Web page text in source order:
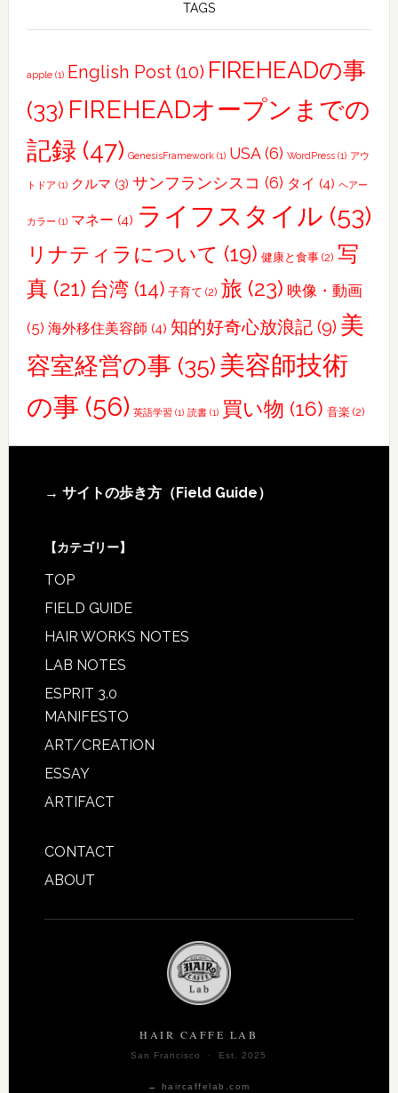
ー
ー
を
創
み
た
TAGS
apple(1) English Post(10) FIREHEADの事
(33) FIREHEADオープンまでの
記録 (47) GenesisFramework(1) USA(6) WordPress(1) アウ
トドア (1) クルマ (3) サンフランシスコ (6) タイ (4) ヘアー
カラー (1) マネー (4) ライフスタイル (53)
リナティラについて (19) 健康と食事(2) 写
真 (21) 台湾(14) 子育て (2) 旅 (23) 映像・動画
(5) 海外移住美容師 (4) 知的好奇心放浪記(9) 美
容室経営の事 (35)美容師技術
の事 (56) 英語学習 (1) 読書(1) 買い物 (16) 音楽(2)
Footer
→ サイトの歩き方（Field Guide）
【カテゴリー】
TOP
FIELD GUIDE
HAIR WORKS NOTES
LAB NOTES
ESPRIT 3.0
MANIFESTO
ART/CREATION
ESSAY
ARTIFACT
CONTACT
ABOUT
HAIR CAFFE LAB
San Francisco · Est. 2025
→ haircaffelab.com